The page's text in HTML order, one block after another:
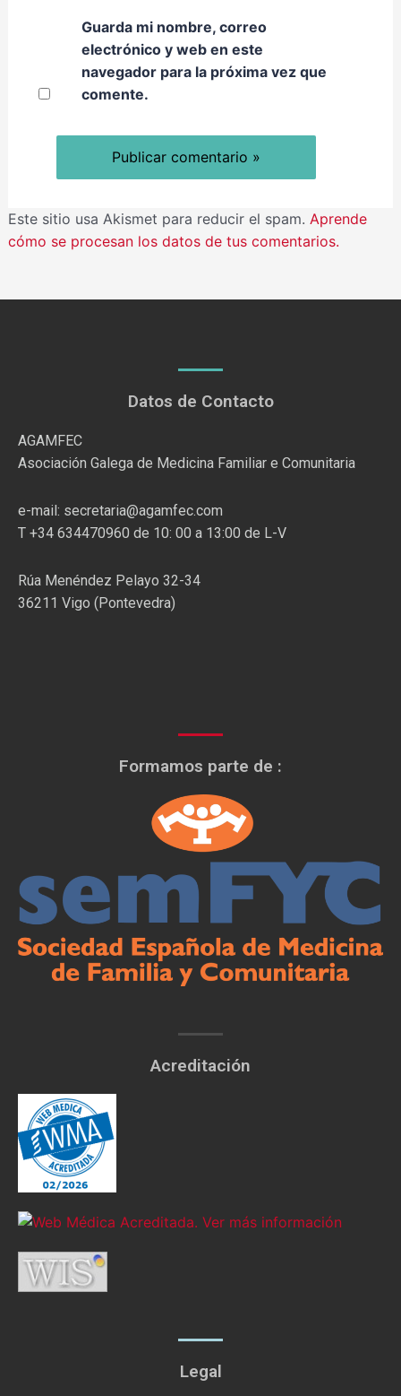
Guarda mi nombre, correo
electrónico y web en este
navegador para la próxima vez que
comente.
Este sitio usa Akismet para reducir el spam. Aprende
cómo se procesan los datos de tus comentarios.
Datos de Contacto
AGAMFEC
Asociación Galega de Medicina Familiar e Comunitaria
e-mail: secretaria@agamfec.com
T +34 634470960 de 10: 00 a 13:00 de L-V
Rúa Menéndez Pelayo 32-34
36211 Vigo (Pontevedra)
Formamos parte de :
Acreditación
Legal